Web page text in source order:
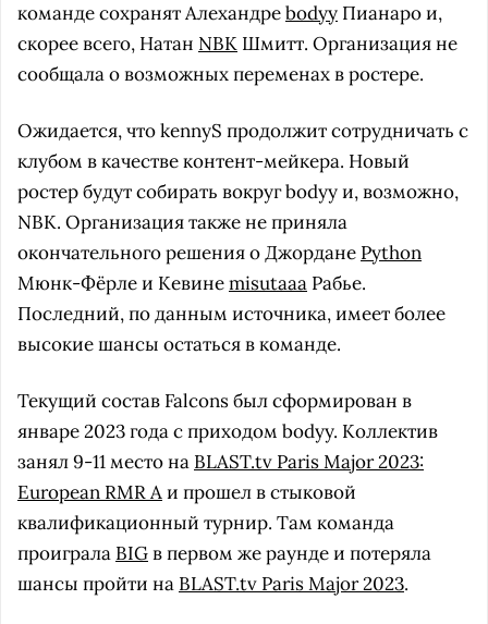
команде сохранят Алехандреbodyy Пианаро и,
скорее всего, Натан NBK Шмитт. Организация не
сообщала о возможных переменах в ростере.
Ожидается, что kennyS продолжит сотрудничать с
клубом в качестве контент-мейкера. Новый
ростер будут собирать вокруг bodyy и, возможно,
NBK. Организация также не приняла
окончательного решения о Джордане Python
Мюнк-Фёрле и Кевинеmisutaaa Рабье.
Последний, по данным источника, имеет более
высокие шансы остаться в команде.
Текущий состав Falcons был сформирован в
январе 2023 года с приходом bodyy. Коллектив
занял 9-11 место на BLAST.tv Paris Major 2023:
European RMR Aи прошел в стыковой
квалификационный турнир. Там команда
проиграла BIGв первом же раунде и потеряла
шансы пройти на BLAST.tv Paris Major 2023.